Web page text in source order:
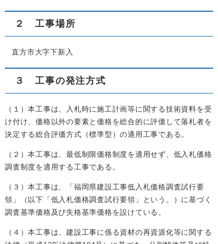
２ 工事場所
直方市大字下新入
３ 工事の発注方式
（１）本工事は、入札時に施工計画等に関する技術資料を受
け付け、価格以外の要素と価格を総合的に評価して落札者を
決定する総合評価方式（標準型）の適用工事である。
（２）本工事は、最低制限価格制度を適用せず、低入札価格
調査制度を適用する工事である。
（３）本工事は、「福岡県建設工事低入札価格調査試行要
領」（以下「低入札価格調査試行要領」という。）に基づく
調査基準価格及び失格基準価格を設けている。
（４）本工事は、建設工事に係る資材の再資源化等に関する